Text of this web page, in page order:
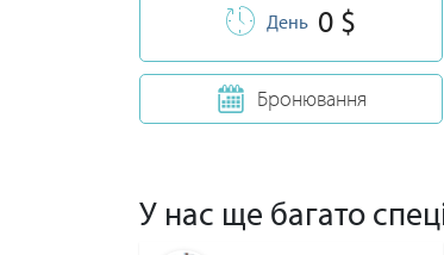
День 0 $
Бронювання
У нас ще багато